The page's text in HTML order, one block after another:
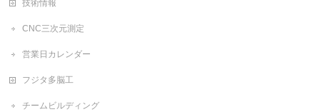
技術情報
CNC三次元測定
営業日カレンダー
フジタ多脳工
チームビルディング